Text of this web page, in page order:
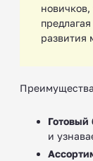
развития
Готовый
и